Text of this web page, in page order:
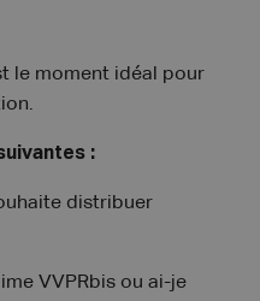
le moment idéal pour
:
distribuer
VVPRbis ou ai-je